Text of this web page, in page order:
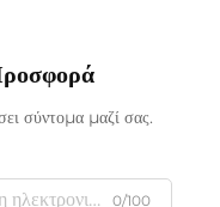
σύντομα μαζί σας.
0/100